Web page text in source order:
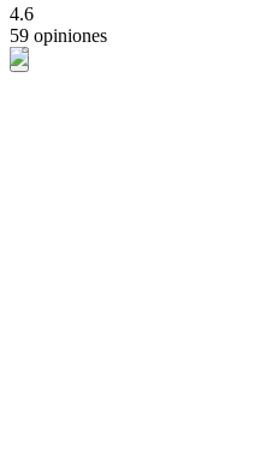
4.6
59 opiniones